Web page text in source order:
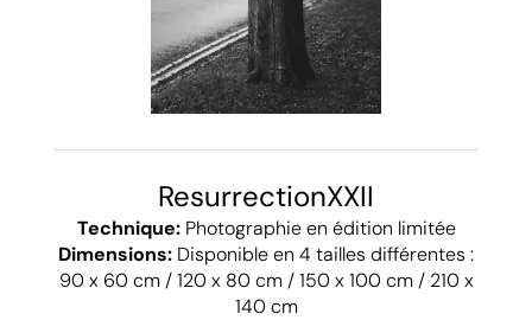
ResurrectionXXII
Technique:Photographie en édition limitée
Dimensions: Disponible en 4 tailles différentes :
90 x 60 cm / 120 x 80 cm / 150 x 100 cm / 210 x
140 cm